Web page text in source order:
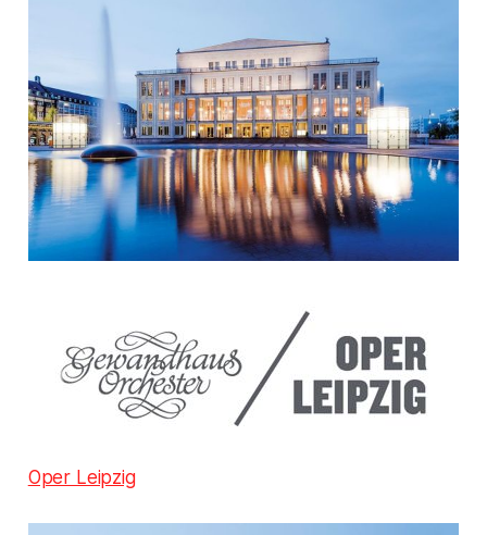
Oper Leipzig